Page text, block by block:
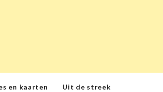
en kaarten Uit de streek